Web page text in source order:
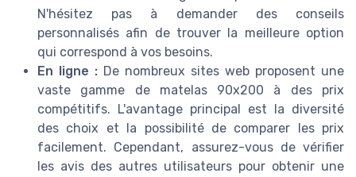
N'hésitez pas à demander des conseils
personnalisés afin de trouver la meilleure option
qui correspond à vos besoins.
En ligne : De nombreux sites web proposent une
vaste gamme de matelas 90x200 à des prix
compétitifs. L'avantage principal est la diversité
des choix et la possibilité de comparer les prix
facilement. Cependant, assurez-vous de vérifier
les avis des autres utilisateurs pour obtenir une